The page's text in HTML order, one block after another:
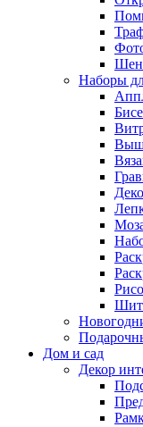
Наборы
Дом и сад
Декор